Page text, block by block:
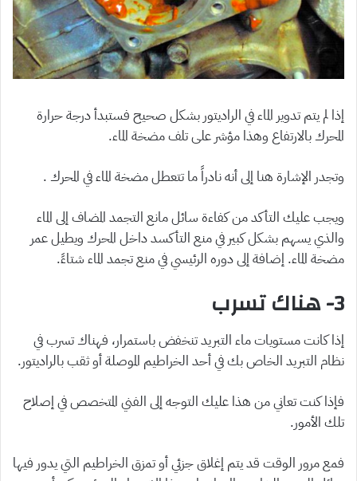
إذا لم يتم تدوير الماء في الراديتور بشكل صحيح فستبدأ درجة حرارة
المحرك بالارتفاع وهذا مؤشر على تلف مضخة الماء.
وتجدر الإشارة هنا إلى أنه نادراً ما تتعطل مضخة الماء في المحرك .
ويجب عليك التأكد من كفاءة سائل مانع التجمد المضاف إلى الماء
والذي يسهم بشكل كبير في منع التأكسد داخل المحرك ويطيل عمر
مضخة الماء. إضافة إلى دوره الرئيسي في منع تجمد الماء شتاءً.
3- هناك تسرب
إذا كانت مستويات ماء التبريد تنخفض باستمرار، فهناك تسرب في
نظام التبريد الخاص بك في أحد الخراطيم الموصلة أو ثقب بالراديتور.
فإذا كنت تعاني من هذا عليك التوجه إلى الفني المتخصص في إصلاح
تلك الأمور.
فمع مرور الوقت قد يتم إغلاق جزئي أو تمزق الخراطيم التي يدور فيها